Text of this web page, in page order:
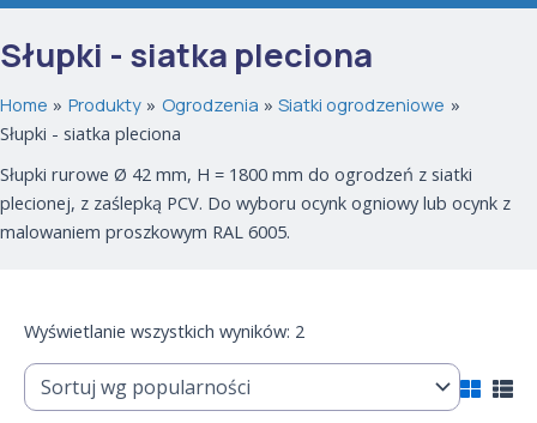
Słupki - siatka pleciona
Home Produkty Ogrodzenia
Siatki ogrodzeniowe
Słupki - siatka pleciona
Słupki rurowe Ø 42 mm, H = 1800 mm do ogrodzeń z siatki
plecionej, z zaślepką PCV. Do wyboru ocynk ogniowy lub ocynk z
malowaniem proszkowym RAL 6005.
Wyświetlanie wszystkich wyników: 2